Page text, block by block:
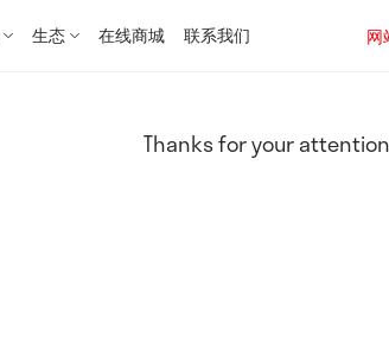
生态 在线商城 联系我们
网
Thanks for your